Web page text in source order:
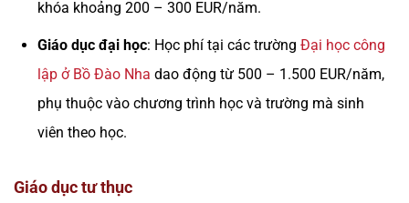
khóa khoảng 200 – 300 EUR/năm.
Giáo dục đại học: Học phí tại các trường Đại học công
lập ở Bồ Đào Nha dao động từ 500 – 1.500 EUR/năm,
phụ thuộc vào chương trình học và trường mà sinh
viên theo học.
Giáo dục tư thục